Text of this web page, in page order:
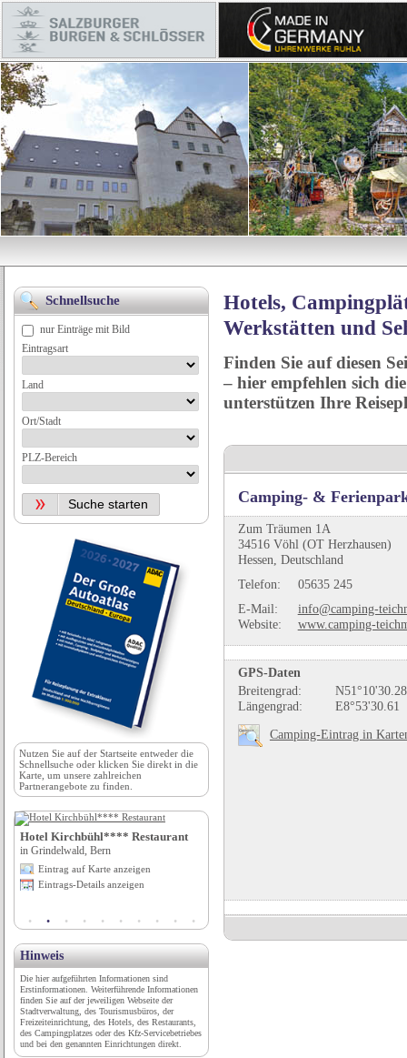
Hotels,
Werkstätten und
Finden Sie auf diesen
– hier empfehlen sich
unterstützen Ihre
Camping- &
Zum Träumen 1A
34516 Vöhl (OT Herzhausen)
Hessen, Deutschland
Telefon:
05635 245
E-Mail:
info@camping-
Website:
www.camping-
GPS-Daten
Breitengrad:
N51°10'30.28
Längengrad:
E8°53'30.61
Camping-Eintrag in
Schnellsuche
nur Einträge mit Bild
Eintragsart
Land
Ort/Stadt
PLZ-Bereich
Nutzen Sie auf der Startseite entweder die
Schnellsuche oder klicken Sie direkt in die
Karte, um unsere zahlreichen
Partnerangebote zu finden.
Hotel Kirchbühl**** Restaurant
in Grindelwald, Bern
Eintrag auf Karte anzeigen
Eintrags-Details anzeigen
Hinweis
Die hier aufgeführten Informationen sind
Erstinformationen. Weiterführende Informationen
finden Sie auf der jeweiligen Webseite der
Stadtverwaltung, des Tourismusbüros, der
Freizeiteinrichtung, des Hotels, des Restaurants,
des Campingplatzes oder des Kfz-Servicebetriebes
und bei den genannten Einrichtungen direkt.